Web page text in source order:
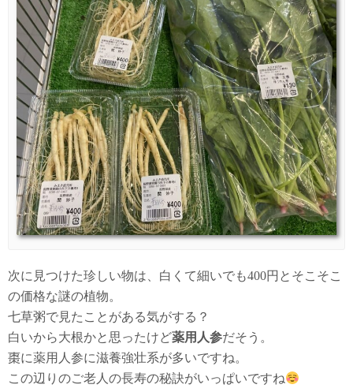
次に見つけた珍しい物は、白くて細いでも400円とそこそこ
の価格な謎の植物。
七草粥で見たことがある気がする？
白いから大根かと思ったけど薬用人参だそう。
棗に薬用人参に滋養強壮系が多いですね。
この辺りのご老人の長寿の秘訣がいっぱいですね